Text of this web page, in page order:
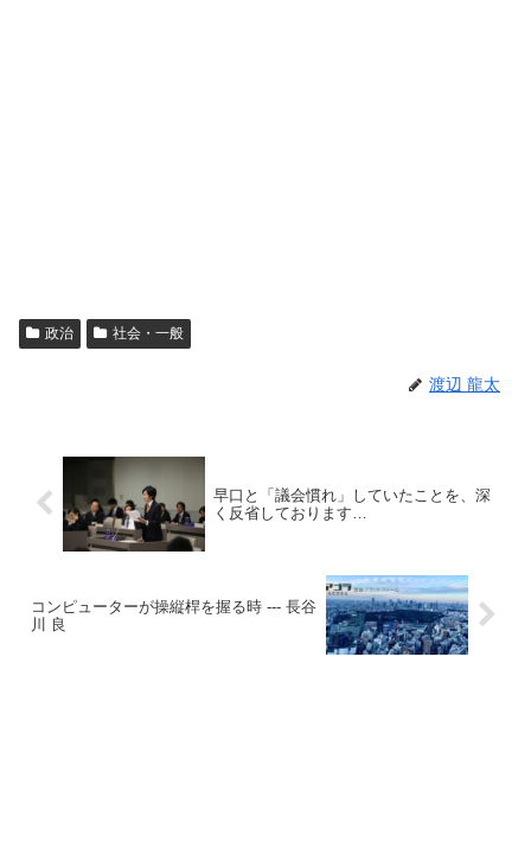
政治 社会・一般
渡辺 龍太
早口と「議会慣れ」していたことを、深
く反省しております…
コンピューターが操縦桿を握る時 --- 長谷
川 良